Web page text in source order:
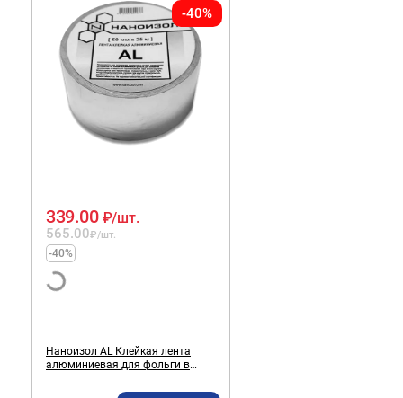
-40%
565.00₽/шт.
339.00 ₽/шт.
-40%
Наноизол AL Клейкая лента
алюминиевая для фольги в